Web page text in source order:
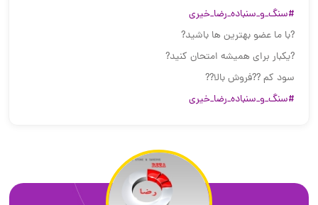
#سنگ_و_سنباده_رضا_خیری
?با ما عضو بهترین ها باشید?
?یکبار برای همیشه امتحان کنید?
سود کم ??فروش بالا??
#سنگ_و_سنباده_رضا_خیری